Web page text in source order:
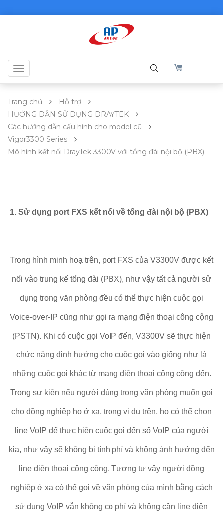
Toggle
navigation
Trang chủ
Hỗ trợ
HƯỚNG DẪN SỬ DỤNG DRAYTEK
Các hướng dẫn cấu hình cho model cũ
Vigor3300 Series
Mô hình kết nối DrayTek 3300V với tổng đài nội bộ (PBX)
1. Sử dụng port FXS kết nối về tổng đài nội bộ (PBX)
Trong hình minh hoạ trên, port FXS của V3300V được kết
nối vào trung kế tổng đài (PBX), như vậy tất cả người sử
dụng trong văn phòng đều có thể thực hiện cuộc gọi
Voice-over-IP cũng như gọi ra mạng điện thoại công cộng
(PSTN). Khi có cuộc gọi VoIP đến, V3300V sẽ thực hiện
chức năng định hướng cho cuộc gọi vào giống như là
những cuộc gọi khác từ mạng điện thoại công cộng đến.
Trong sự kiện nếu người dùng trong văn phòng muốn gọi
cho đồng nghiệp họ ở xa, trong vi dụ trên, họ có thể chọn
line VoIP để thực hiện cuộc gọi đến số VoIP của người
kia, như vậy sẽ không bị tính phí và không ảnh hưởng đến
line điện thoại công cộng. Tương tự vậy người đồng
nghiệp ở xa có thể gọi về văn phòng của mình bằng cách
sử dụng VoIP vẫn không có phí và không cần line điện